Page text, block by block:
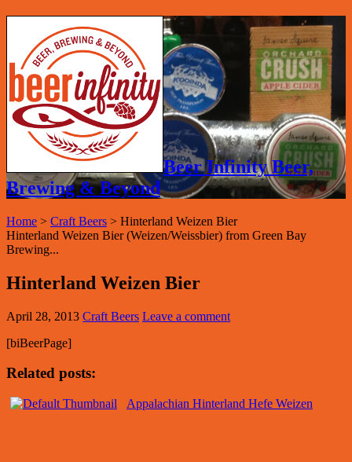
Beer Infinity Beer,
Brewing & Beyond
Home > Craft Beers > Hinterland Weizen Bier
Hinterland Weizen Bier (Weizen/Weissbier) from Green Bay
Brewing...
Hinterland Weizen Bier
April 28, 2013 Craft Beers Leave a comment
[biBeerPage]
Related posts:
Appalachian Hinterland Hefe Weizen